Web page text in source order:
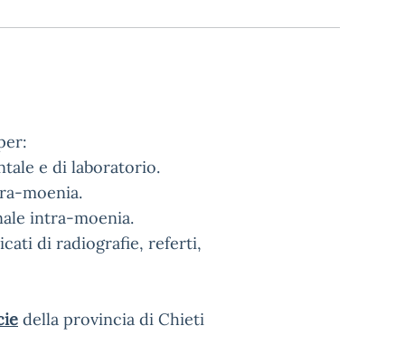
e di laboratorio.
moenia.
intra-moenia.
di radiografie, referti,
della provincia di Chieti